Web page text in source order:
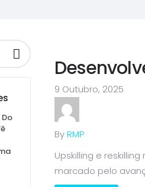
9 Outubro, 2025
ByRMP
Upskilling e
marcado pelo